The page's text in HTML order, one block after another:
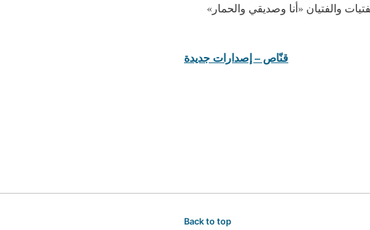
للعام 2023. كما اختيرت روايته للفتيات والفتيان «أنا وصديقي والحمار»
قنّاص – إصدارات جديدة
Back to top